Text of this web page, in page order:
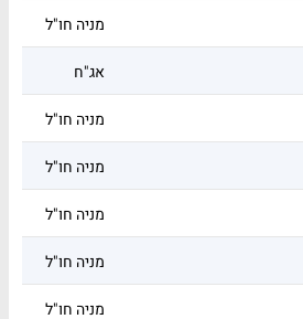
מניה חו"ל
אג"ח
מניה חו"ל
מניה חו"ל
מניה חו"ל
מניה חו"ל
מניה חו"ל